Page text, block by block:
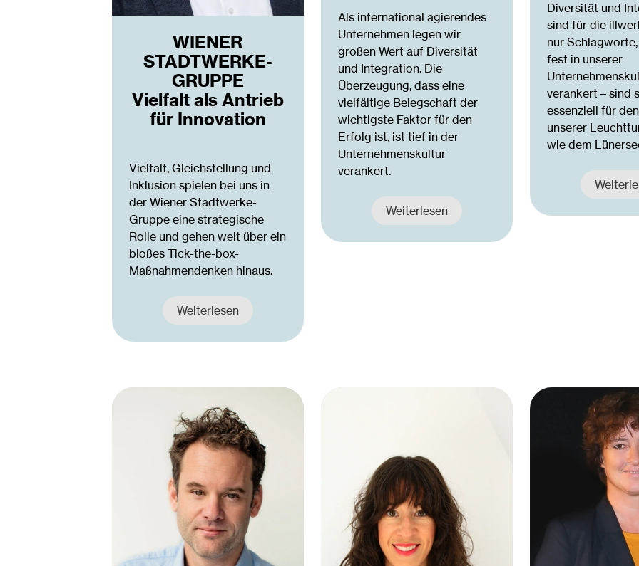
WIENER
STADTWERKE-
GRUPPE
Vielfalt als Antrieb
für Innovation
Vielfalt, Gleichstellung und
Inklusion spielen bei uns in
der Wiener Stadtwerke-
Gruppe eine strategische
Rolle und gehen weit über ein
bloßes Tick-the-box-
Maßnahmendenken hinaus.
Weiterlesen
Als international agierendes
Unternehmen legen wir
großen Wert auf Diversität
und Integration. Die
Überzeugung, dass eine
vielfältige Belegschaft der
wichtigste Faktor für den
Erfolg ist, ist tief in der
Unternehmenskultur
verankert.
Weiterlesen
Diversität und
sind für die
nur
fest in unserer
verankert – sind
essenziell für
unserer
wie dem